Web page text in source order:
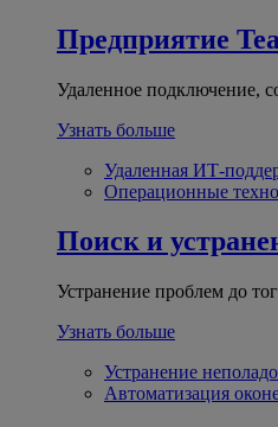
Предприятие
Удаленное подключение,
Узнать больше
Удаленная ИТ-
Операционные
Поиск и
Устранение проблем до
Узнать больше
Устранение
Автоматизация